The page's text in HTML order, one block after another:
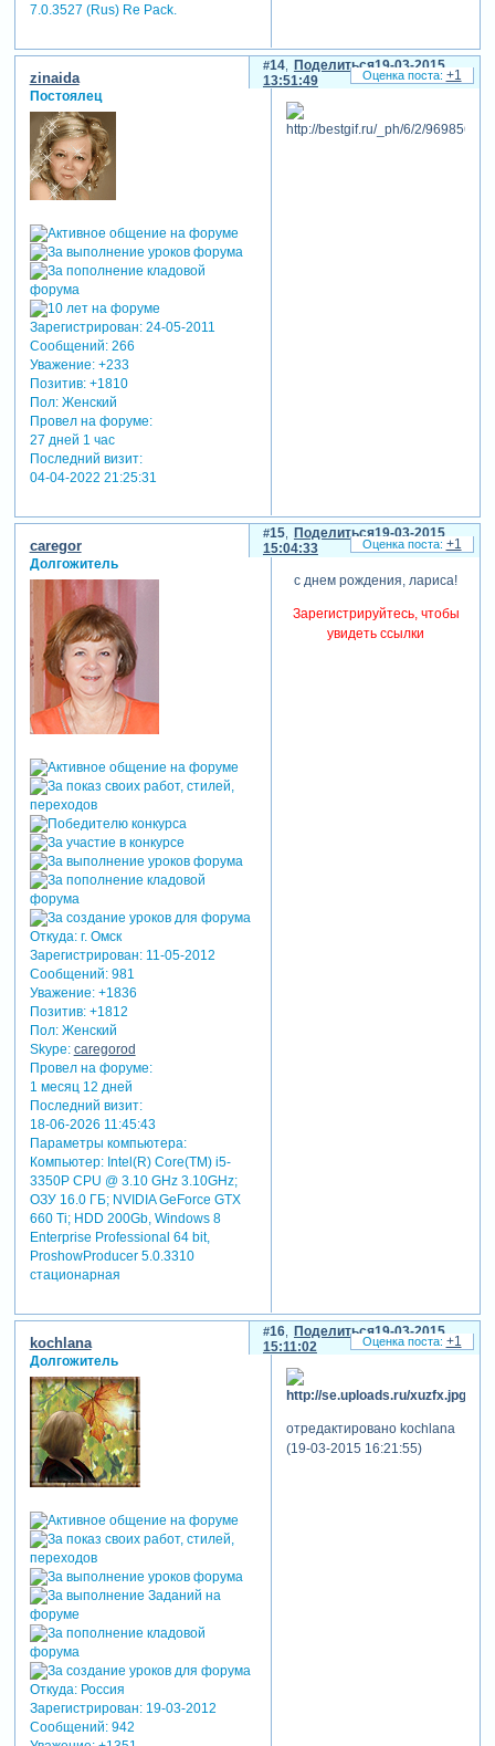
7.0.3527 (Rus) Re Pack.
Поделиться
14
19-03-2015
13:51:49
zinaida
Постоялец
Зарегистрирован: 24-05-2011
Сообщений:266
Уважение: +233
Позитив: +1810
Пол:Женский
Провел на форуме:
27 дней 1 час
Последний визит:
04-04-2022 21:25:31
+1
Поделиться
15
19-03-2015
15:04:33
caregor
Долгожитель
Откуда:г. Омск
Зарегистрирован: 11-05-2012
Сообщений:981
Уважение: +1836
Позитив: +1812
Пол:Женский
Skype: caregorod
Провел на форуме:
1 месяц 12 дней
Последний визит:
18-06-2026 11:45:43
Параметры компьютера:
Компьютер: Intel(R) Core(TM) i5-
3350P CPU @ 3.10 GHz 3.10GHz;
ОЗУ 16.0 ГБ; NVIDIA GeForce GTX
660 Ti; HDD 200Gb, Windows 8
Enterprise Professional 64 bit,
ProshowProducer 5.0.3310
стационарная
с днем рождения, лариса!
Зарегистрируйтесь, чтобы
увидеть ссылки
+1
Поделиться
16
19-03-2015
15:11:02
kochlana
Долгожитель
Откуда:Россия
Зарегистрирован: 19-03-2012
Сообщений:942
отредактировано kochlana
(19-03-2015 16:21:55)
+1